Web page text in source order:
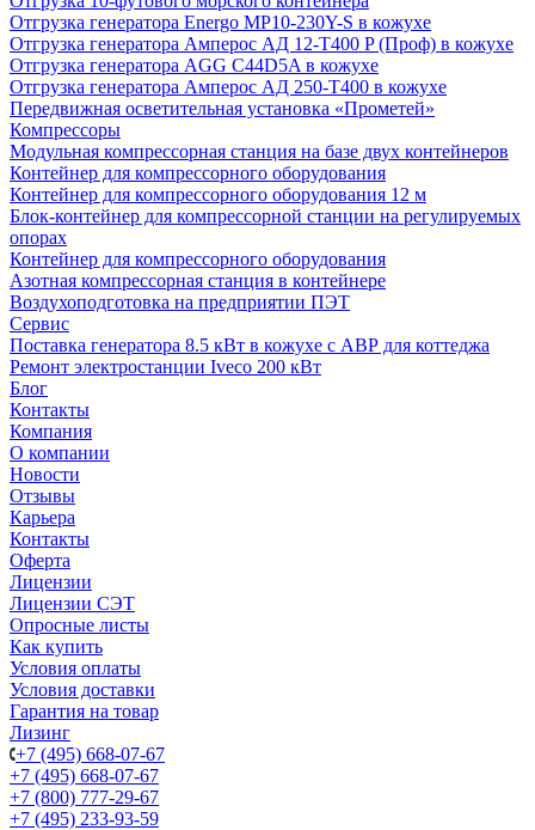
Отгрузка генератора Energo MP10-230Y-S в кожухе
Отгрузка генератора Амперос АД 12-Т400 P (Проф) в кожухе
Отгрузка генератора AGG C44D5A в кожухе
Отгрузка генератора Амперос АД 250-Т400 в кожухе
Передвижная осветительная установка «Прометей»
Компрессоры
Модульная компрессорная станция на базе двух контейнеров
Контейнер для компрессорного оборудования
Контейнер для компрессорного оборудования 12 м
Блок-контейнер для компрессорной станции на регулируемых
опорах
Контейнер для компрессорного оборудования
Азотная компрессорная станция в контейнере
Воздухоподготовка на предприятии ПЭТ
Сервис
Поставка генератора 8.5 кВт в кожухе с АВР для коттеджа
Ремонт электростанции Iveco 200 кВт
Блог
Контакты
Компания
О компании
Новости
Отзывы
Карьера
Контакты
Оферта
Лицензии
Лицензии СЭТ
Опросные листы
Как купить
Условия оплаты
Условия доставки
Гарантия на товар
Лизинг
+7 (495) 668-07-67
+7 (495) 668-07-67
+7 (800) 777-29-67
+7 (495) 233-93-59